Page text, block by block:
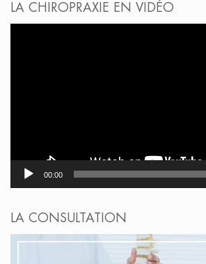
LA CHIROPRAXIE EN VIDÉO
00:00
LA CONSULTATION